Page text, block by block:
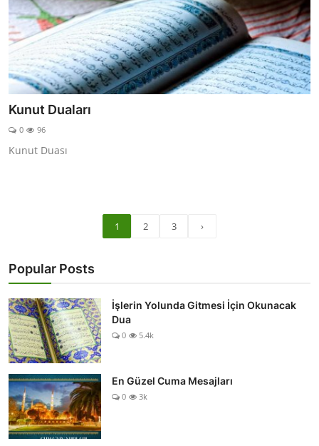
Kunut Duaları
0 96
Kunut Duası
1 2 3 ›
Popular Posts
İşlerin Yolunda Gitmesi İçin Okunacak
Dua
0 5.4k
En Güzel Cuma Mesajları
0 3k